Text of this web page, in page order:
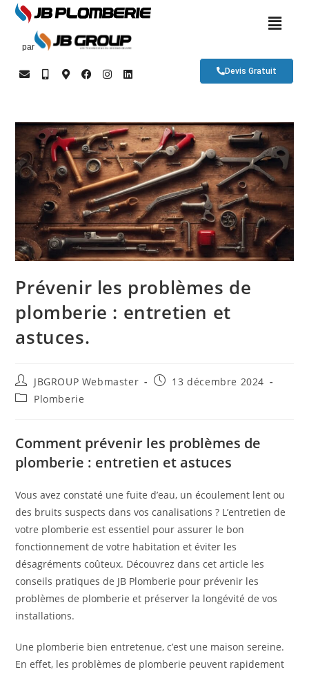
par
Devis Gratuit
Prévenir les problèmes de
plomberie : entretien et
astuces.
JBGROUP Webmaster
13 décembre 2024
Plomberie
Comment prévenir les problèmes de
plomberie : entretien et astuces
Vous avez constaté une fuite d’eau, un écoulement lent ou
des bruits suspects dans vos canalisations ? L’entretien de
votre plomberie est essentiel pour assurer le bon
fonctionnement de votre habitation et éviter les
désagréments coûteux. Découvrez dans cet article les
conseils pratiques de JB Plomberie pour prévenir les
problèmes de plomberie et préserver la longévité de vos
installations.
Une plomberie bien entretenue, c’est une maison sereine.
En effet, les problèmes de plomberie peuvent rapidement